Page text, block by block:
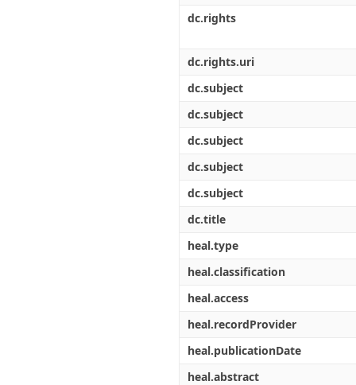
dc.rights
dc.rights.uri
dc.subject
dc.subject
dc.subject
dc.subject
dc.subject
dc.title
heal.type
heal.classification
heal.access
heal.recordProvider
heal.publicationDate
heal.abstract